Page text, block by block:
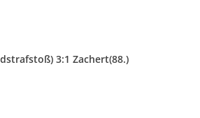
3:1 Zachert(88.)